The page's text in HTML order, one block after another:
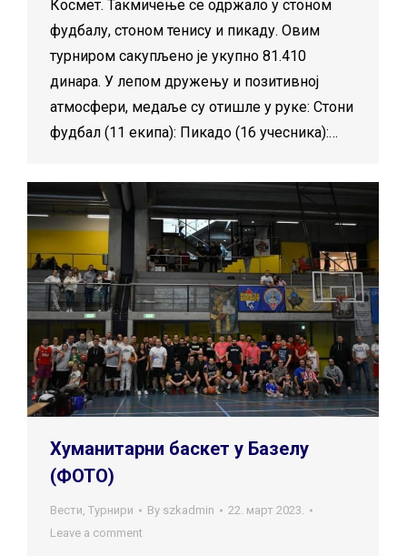
Космет. Такмичење се одржало у стоном
фудбалу, стоном тенису и пикаду. Овим
турниром сакупљено је укупно 81.410
динара. У лепом дружењу и позитивној
атмосфери, медаље су отишле у руке: Стони
фудбал (11 екипа): Пикадо (16 учесника):…
Хуманитарни баскет у Базелу
(ФОТО)
Вести, Турнири By szkadmin
22. март 2023.
Leave a comment